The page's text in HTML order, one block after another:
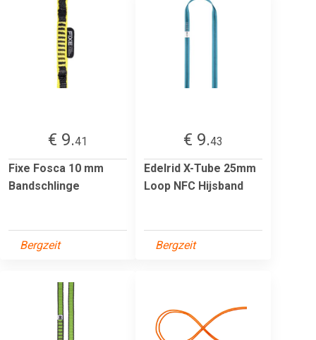
€ 9.41
Fixe Fosca 10 mm
Bandschlinge
Bergzeit
€ 9.43
Edelrid X-Tube 25mm
Loop NFC Hijsband
Bergzeit